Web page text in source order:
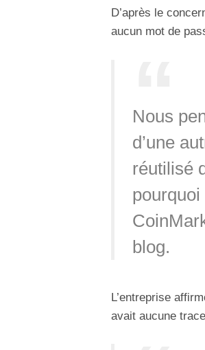
D’après le
aucun mot de
Nous
d’une
réutilisé
blog.
L’entreprise
avait aucune